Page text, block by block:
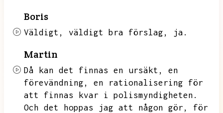
Boris
Väldigt, väldigt bra förslag, ja.
Martin
Då kan det finnas en ursäkt,
en
förevändning,
en rationalisering för
att finnas kvar i polismyndigheten.
Och det hoppas jag att någon gör,
för